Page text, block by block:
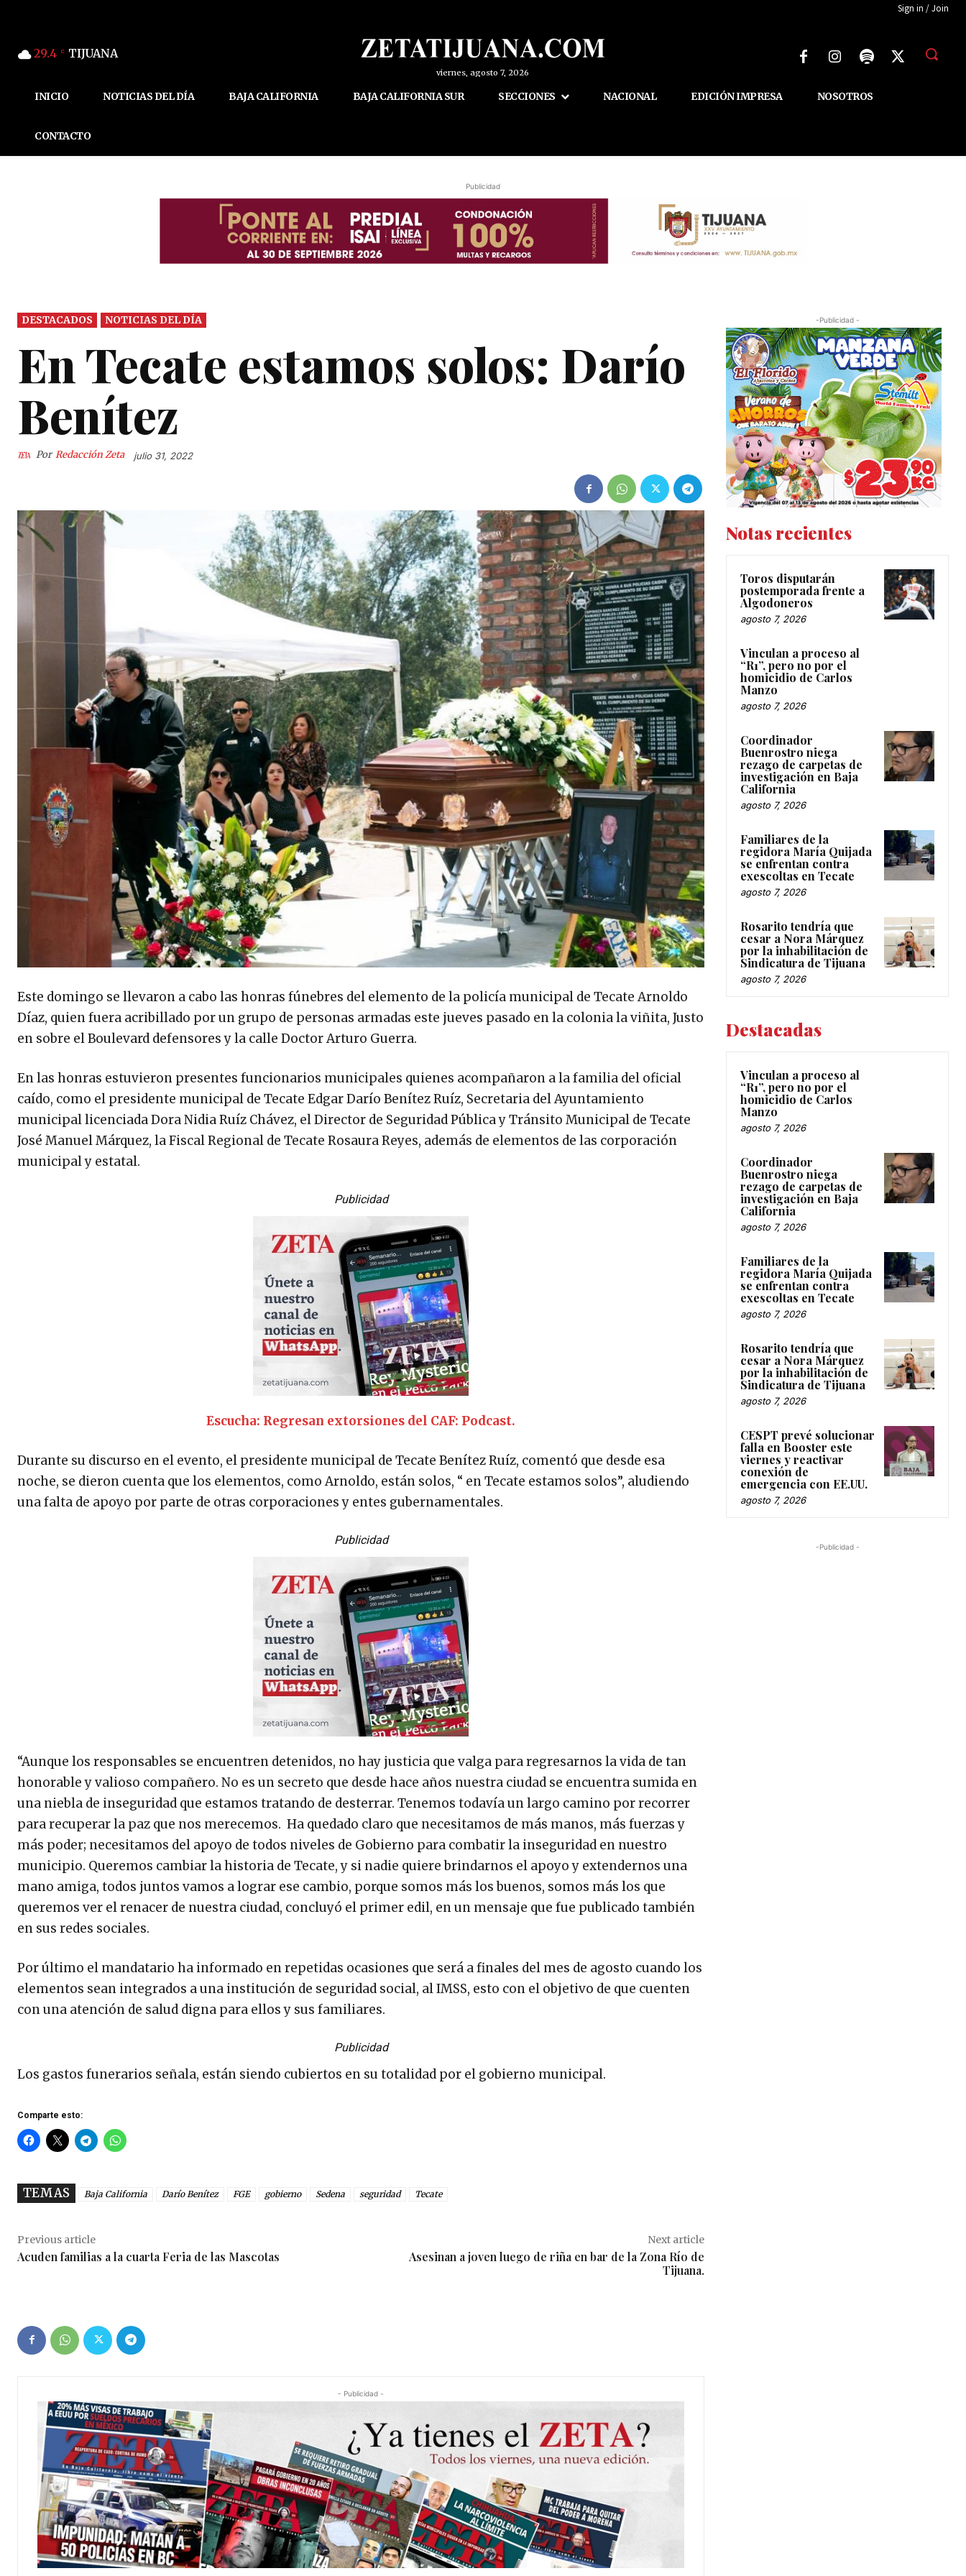
Sign in / Join
29.4 C TIJUANA
viernes, agosto 7, 2026
INICIO NOTICIAS DEL DÍA BAJA CALIFORNIA BAJA CALIFORNIA SUR SECCIONES NACIONAL EDICIÓN IMPRESA NOSOTROS
CONTACTO
Publicidad
DESTACADOS NOTICIAS DEL DÍA
En Tecate estamos solos: Darío
Benítez
Por Redacción Zeta julio 31, 2022
Este domingo se llevaron a cabo las honras fúnebres del elemento de la policía municipal de Tecate Arnoldo
Díaz, quien fuera acribillado por un grupo de personas armadas este jueves pasado en la colonia la viñita, Justo
en sobre el Boulevard defensores y la calle Doctor Arturo Guerra.
En las honras estuvieron presentes funcionarios municipales quienes acompañaron a la familia del oficial
caído, como el presidente municipal de Tecate Edgar Darío Benítez Ruíz, Secretaria del Ayuntamiento
municipal licenciada Dora Nidia Ruíz Chávez, el Director de Seguridad Pública y Tránsito Municipal de Tecate
José Manuel Márquez, la Fiscal Regional de Tecate Rosaura Reyes, además de elementos de las corporación
municipal y estatal.
Publicidad
Escucha: Regresan extorsiones del CAF: Podcast.
Durante su discurso en el evento, el presidente municipal de Tecate Benítez Ruíz, comentó que desde esa
noche, se dieron cuenta que los elementos, como Arnoldo, están solos, “ en Tecate estamos solos”, aludiendo
una falta de apoyo por parte de otras corporaciones y entes gubernamentales.
Publicidad
“Aunque los responsables se encuentren detenidos, no hay justicia que valga para regresarnos la vida de tan
honorable y valioso compañero. No es un secreto que desde hace años nuestra ciudad se encuentra sumida en
una niebla de inseguridad que estamos tratando de desterrar. Tenemos todavía un largo camino por recorrer
para recuperar la paz que nos merecemos. Ha quedado claro que necesitamos de más manos, más fuerzas y
más poder; necesitamos del apoyo de todos niveles de Gobierno para combatir la inseguridad en nuestro
municipio. Queremos cambiar la historia de Tecate, y si nadie quiere brindarnos el apoyo y extendernos una
mano amiga, todos juntos vamos a lograr ese cambio, porque somos más los buenos, somos más los que
queremos ver el renacer de nuestra ciudad, concluyó el primer edil, en un mensaje que fue publicado también
en sus redes sociales.
Por último el mandatario ha informado en repetidas ocasiones que será a finales del mes de agosto cuando los
elementos sean integrados a una institución de seguridad social, al IMSS, esto con el objetivo de que cuenten
con una atención de salud digna para ellos y sus familiares.
Publicidad
Los gastos funerarios señala, están siendo cubiertos en su totalidad por el gobierno municipal.
Comparte esto:
TEMAS Baja California Darío Benítez FGE gobierno Sedena seguridad Tecate
Previous article
Acuden familias a la cuarta Feria de las Mascotas
Next article
Asesinan a joven luego de riña en bar de la Zona Río de
Tijuana.
- Publicidad -
-Publicidad -
Notas recientes
Toros disputarán
postemporada frente a
Algodoneros
agosto 7, 2026
Vinculan a proceso al
“R1”, pero no por el
homicidio de Carlos
Manzo
agosto 7, 2026
Coordinador
Buenrostro niega
rezago de carpetas de
investigación en Baja
California
agosto 7, 2026
Familiares de la
regidora María Quijada
se enfrentan contra
exescoltas en Tecate
agosto 7, 2026
Rosarito tendría que
cesar a Nora Márquez
por la inhabilitación de
Sindicatura de Tijuana
agosto 7, 2026
Destacadas
Vinculan a proceso al
“R1”, pero no por el
homicidio de Carlos
Manzo
agosto 7, 2026
Coordinador
Buenrostro niega
rezago de carpetas de
investigación en Baja
California
agosto 7, 2026
Familiares de la
regidora María Quijada
se enfrentan contra
exescoltas en Tecate
agosto 7, 2026
Rosarito tendría que
cesar a Nora Márquez
por la inhabilitación de
Sindicatura de Tijuana
agosto 7, 2026
CESPT prevé solucionar
falla en Booster este
viernes y reactivar
conexión de
emergencia con EE.UU.
agosto 7, 2026
-Publicidad -